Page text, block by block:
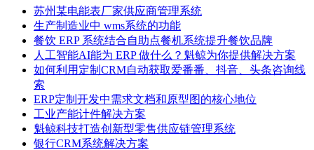
苏州某电能表厂家供应商管理系统
生产制造业中 wms系统的功能
餐饮 ERP 系统结合自助点餐机系统提升餐饮品牌
人工智能AI能为 ERP 做什么？魁鲸为你提供解决方案
如何利用定制CRM自动获取爱番番、抖音、头条咨询线
索
ERP定制开发中需求文档和原型图的核心地位
工业产能计件解决方案
魁鲸科技打造创新型零售供应链管理系统
银行CRM系统解决方案